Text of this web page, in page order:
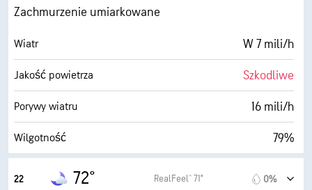
AccuLumen Brightness Index™
Zachmurzenie 62%
Widoczność 5 mili
Pułap chmur 1900 stopy
Zachmurzenie umiarkowane
Wiatr W 7 mili/h
Jakość powietrza Szkodliwe
Porywy wiatru 16 mili/h
Wilgotność 79%
Punkt rosy
22 72° RealFeel® 71° 0%